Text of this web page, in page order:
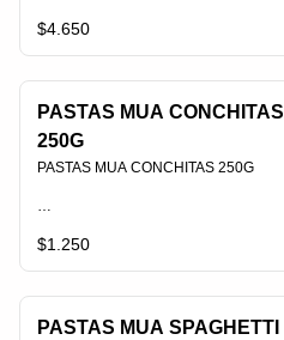
$4.650
PASTAS MUA CONCHITAS
250G
PASTAS MUA CONCHITAS 250G
$1.250
PASTAS MUA SPAGHETTI